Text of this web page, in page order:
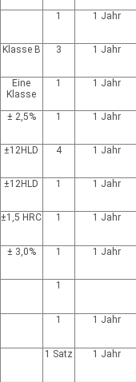
1 1 Jahr
Klasse B 3 1 Jahr
Eine
Klasse
1 1 Jahr
± 2,5% 1 1 Jahr
±12HLD 4 1 Jahr
±12HLD 1 1 Jahr
±1,5 HRC 1 1 Jahr
± 3,0% 1 1 Jahr
1
1 1 Jahr
1 Satz 1 Jahr